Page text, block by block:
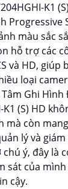
K1
Progressive
màu sắc
hỗ trợ các
và HD,
loại
Ghi Hình
(S) HD
mà còn
lý và
ý, đây là
sát của
cậy.